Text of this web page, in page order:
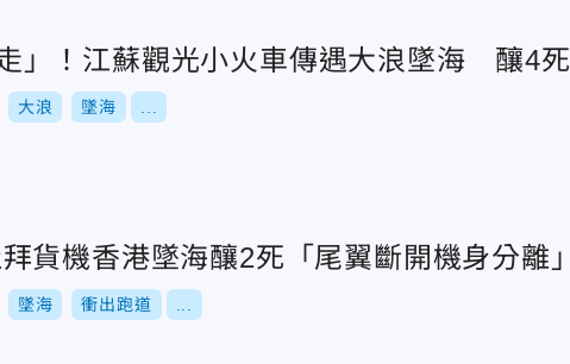
走」！江蘇觀光小火車傳遇大浪墜海 釀4
大浪 墜海
貨機香港墜海釀2死「尾翼斷開機身分離」
墜海 衝出跑道